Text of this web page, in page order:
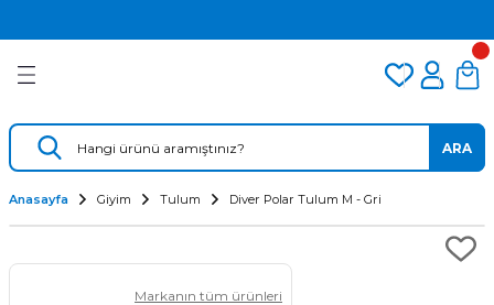
Dalış Regülatörü
Dalış Konsolu
ARA
Anasayfa Giyim Tulum Diver Polar Tulum M - Gri
Markanın tüm ürünleri